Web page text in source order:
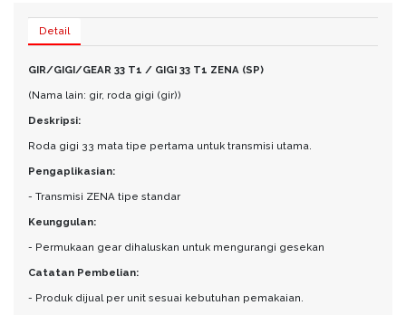
Detail
GIR/GIGI/GEAR 33 T1 / GIGI 33 T1 ZENA (SP)
(Nama lain: gir, roda gigi (gir))
Deskripsi:
Roda gigi 33 mata tipe pertama untuk transmisi utama.
Pengaplikasian:
- Transmisi ZENA tipe standar
Keunggulan:
- Permukaan gear dihaluskan untuk mengurangi gesekan
Catatan Pembelian:
- Produk dijual per unit sesuai kebutuhan pemakaian.